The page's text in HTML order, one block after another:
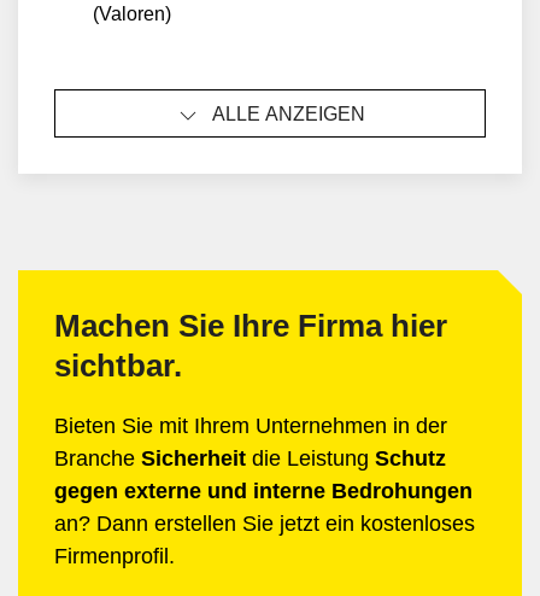
(Valoren)
ALLE ANZEIGEN
Machen Sie Ihre Firma hier
sichtbar.
Bieten Sie mit Ihrem Unternehmen in der
Branche Sicherheit die Leistung Schutz
gegen externe und interne Bedrohungen
an? Dann erstellen Sie jetzt ein kostenloses
Firmenprofil.